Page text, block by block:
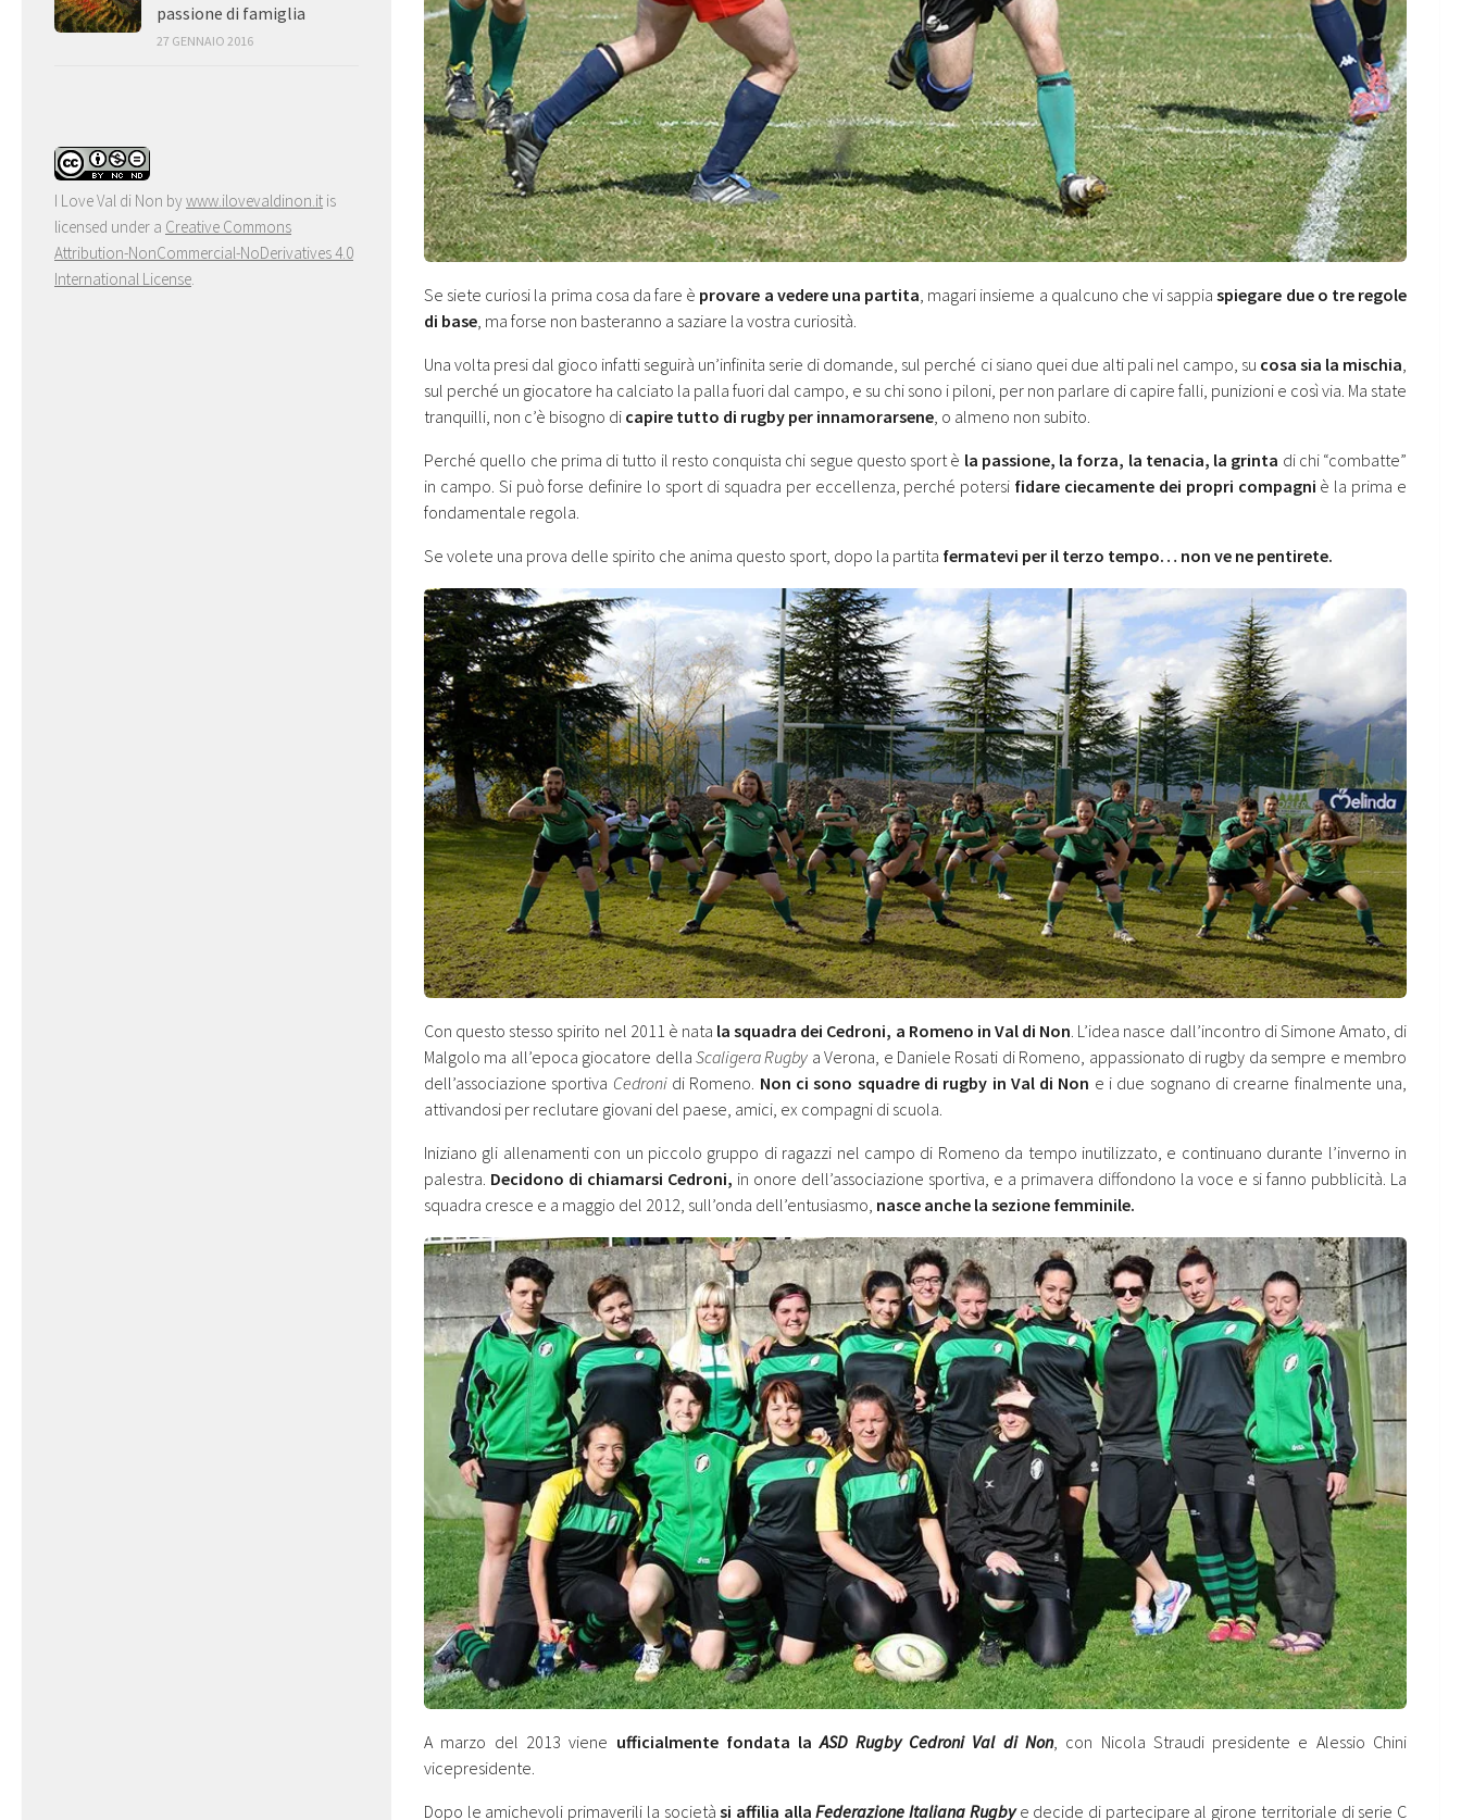
Se siete curiosi la prima cosa da fare è provare a vedere una partita, magari insieme a qualcuno che vi sappiaspiegare due o tre regole
di base, ma forse non basteranno a saziare la vostra curiosità.
Una volta presi dal gioco infatti seguirà un’infinita serie di domande, sul perché ci siano quei due alti pali nel campo, su cosa sia la mischia,
sul perché un giocatore ha calciato la palla fuori dal campo, e su chi sono i piloni, per non parlare di capire falli, punizioni e così via. Ma state
tranquilli, non c’è bisogno di capire tutto di rugby per innamorarsene, o almeno non subito.
Perché quello che prima di tutto il resto conquista chi segue questo sport è la passione, la forza, la tenacia, la grinta di chi “combatte”
in campo. Si può forse definire lo sport di squadra per eccellenza, perché potersi fidare ciecamente dei propri compagni è la prima e
fondamentale regola.
Se volete una prova delle spirito che anima questo sport, dopo la partita fermatevi per il terzo tempo… non ve ne pentirete.
Con questo stesso spirito nel 2011 è nata la squadra dei Cedroni, a Romeno in Val di Non . L’idea nasce dall’incontro di Simone Amato, di
Malgolo ma all’epoca giocatore della Scaligera Rugby a Verona, e Daniele Rosati di Romeno, appassionato di rugby da sempre e membro
dell’associazione sportiva Cedronidi Romeno. Non ci sono squadre di rugby in Val di Non e i due sognano di crearne finalmente una,
attivandosi per reclutare giovani del paese, amici, ex compagni di scuola.
Iniziano gli allenamenti con un piccolo gruppo di ragazzi nel campo di Romeno da tempo inutilizzato, e continuano durante l’inverno in
palestra. Decidono di chiamarsi Cedroni, in onore dell’associazione sportiva, e a primavera diffondono la voce e si fanno pubblicità. La
squadra cresce e a maggio del 2012, sull’onda dell’entusiasmo, nasce anche la sezione femminile.
A marzo del 2013 viene ufficialmente fondata laASD Rugby Cedroni Val di Non, con Nicola Straudi presidente e Alessio Chini
vicepresidente.
Dopo le amichevoli primaverili la societàsi affilia allaFederazione Italiana Rugbye decide di partecipare al girone territoriale di serie C
passione di famiglia
27 GENNAIO 2016
I Love Val di Non bywww.ilovevaldinon.it is
licensed under a Creative Commons
Attribution-NonCommercial-NoDerivatives 4.0
International License.